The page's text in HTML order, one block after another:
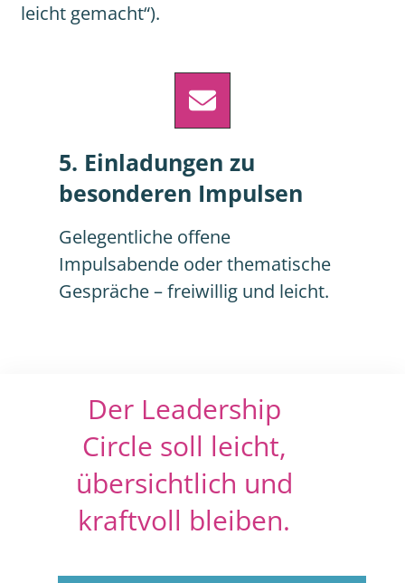
leicht gemacht“).
5. Einladungen zu
besonderen Impulsen
Gelegentliche offene
Impulsabende oder thematische
Gespräche – freiwillig und leicht.
Der Leadership
Circle soll leicht,
übersichtlich und
kraftvoll bleiben.